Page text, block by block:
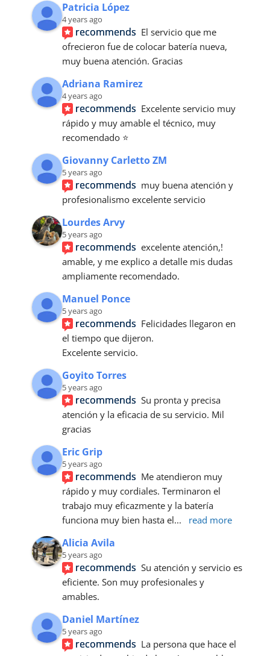
Patricia López
4 years ago
recommends El servicio que me
ofrecieron fue de colocar batería nueva,
muy buena atención. Gracias
Adriana Ramirez
4 years ago
recommends Excelente servicio muy
rápido y muy amable el técnico, muy
recomendado ⭐
Giovanny Carletto ZM
5 years ago
recommends muy buena atención y
profesionalismo excelente servicio
Lourdes Arvy
5 years ago
recommends excelente atención,!
amable, y me explico a detalle mis dudas
ampliamente recomendado.
Manuel Ponce
5 years ago
recommends Felicidades llegaron en
el tiempo que dijeron.
Excelente servicio.
Goyito Torres
5 years ago
recommends Su pronta y precisa
atención y la eficacia de su servicio. Mil
gracias
Eric Grip
5 years ago
recommends Me atendieron muy
rápido y muy cordiales. Terminaron el
trabajo muy eficazmente y la batería
funciona muy bien hasta el... read more
Alicia Avila
5 years ago
recommends Su atención y servicio es
eficiente. Son muy profesionales y
amables.
Daniel Martínez
5 years ago
recommends La persona que hace el